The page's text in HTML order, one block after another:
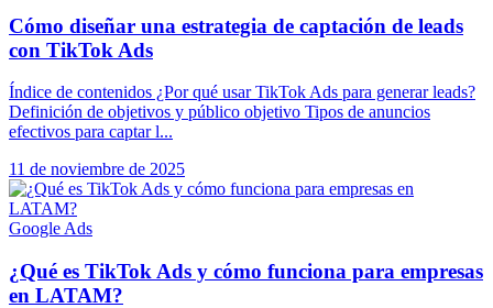
Cómo diseñar una estrategia de captación de leads
con TikTok Ads
Índice de contenidos ¿Por qué usar TikTok Ads para generar leads?
Definición de objetivos y público objetivo Tipos de anuncios
efectivos para captar l...
11 de noviembre de 2025
Google Ads
¿Qué es TikTok Ads y cómo funciona para empresas
en LATAM?